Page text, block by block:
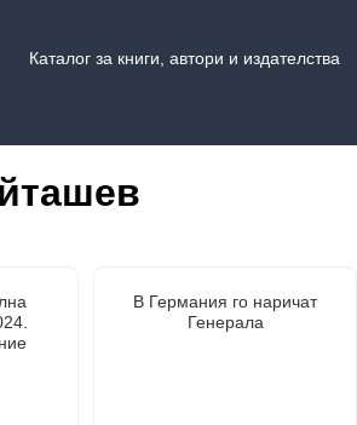
Каталог за книги, автори и издателства
В Германия го наричат
Генерала